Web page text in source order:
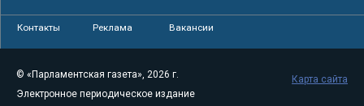
Контакты Реклама Вакансии
© «Парламентская газета», 2026 г.
Электронное периодическое издание
Карта сайта